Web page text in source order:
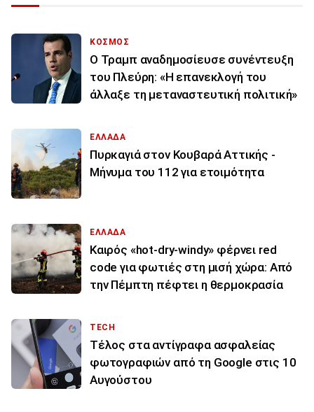
ΚΟΣΜΟΣ
Ο Τραμπ αναδημοσίευσε συνέντευξη
του Πλεύρη: «Η επανεκλογή του
άλλαξε τη μεταναστευτική πολιτική»
ΕΛΛΑΔΑ
Πυρκαγιά στον Κουβαρά Αττικής -
Μήνυμα του 112 για ετοιμότητα
ΕΛΛΑΔΑ
Καιρός «hot-dry-windy» φέρνει red
code για φωτιές στη μισή χώρα: Από
την Πέμπτη πέφτει η θερμοκρασία
TECH
Τέλος στα αντίγραφα ασφαλείας
φωτογραφιών από τη Google στις 10
Αυγούστου